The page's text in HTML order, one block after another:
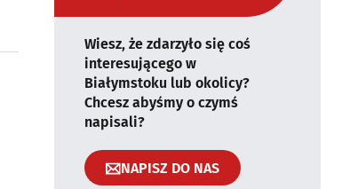
Wiesz, że zdarzyło się coś
interesującego w
Białymstoku lub okolicy?
Chcesz abyśmy o czymś
napisali?
NAPISZ DO NAS